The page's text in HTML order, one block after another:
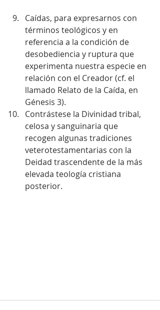
Caídas, para expresarnos con
términos teológicos y en
referencia a la condición de
desobediencia y ruptura que
experimenta nuestra especie en
relación con el Creador (cf. el
llamado Relato de la Caída, en
Génesis 3).
Contrástese la Divinidad tribal,
celosa y sanguinaria que
recogen algunas tradiciones
veterotestamentarias con la
Deidad trascendente de la más
elevada teología cristiana
posterior.